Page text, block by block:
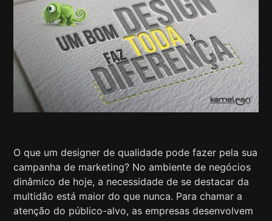
O que um designer de qualidade pode fazer pela sua
campanha de marketing? No ambiente de negócios
dinâmico de hoje, a necessidade de se destacar da
multidão está maior do que nunca. Para chamar a
atenção do público-alvo, as empresas desenvolvem